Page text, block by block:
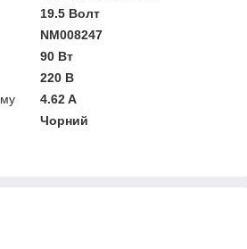
19.5 Волт
NM008247
90 Вт
220 В
4.62 A
Чорний